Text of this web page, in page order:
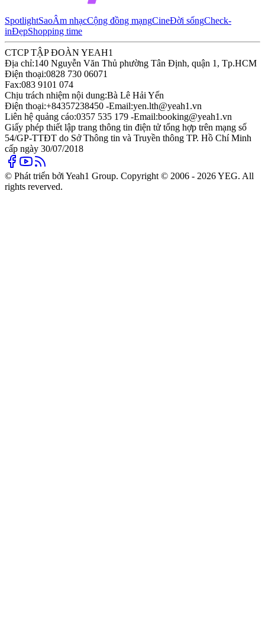
SpotlightSaoÂm nhạcCộng đồng mạngCineĐời sốngCheck-
inĐẹpShopping time
CTCP TẬP ĐOÀN YEAH1
Địa chỉ:140 Nguyễn Văn Thủ phường Tân Định, quận 1, Tp.HCM
Điện thoại:0828 730 06071
Fax:083 9101 074
Chịu trách nhiệm nội dung:Bà Lê Hải Yến
Điện thoại:+84357238450 -Email:yen.lth@yeah1.vn
Liên hệ quảng cáo:0357 535 179 -Email:booking@yeah1.vn
Giấy phép thiết lập trang thông tin điện tử tổng hợp trên mạng số
54/GP-TTĐT do Sở Thông tin và Truyền thông TP. Hồ Chí Minh
cấp ngày 30/07/2018
© Phát triển bởi Yeah1 Group. Copyright © 2006 - 2026 YEG. All
rights reverved.